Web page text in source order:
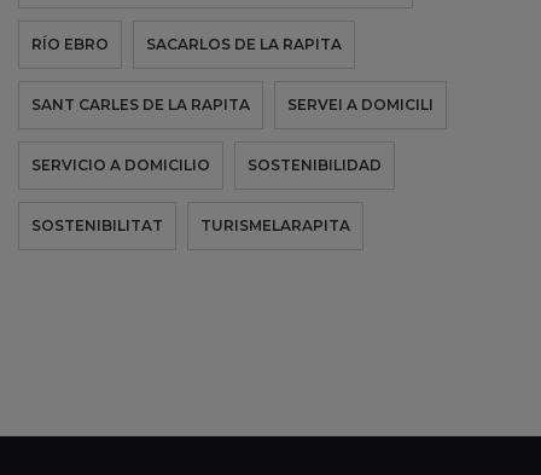
RÍO EBRO SACARLOS DE LA RAPITA
SANT CARLES DE LA RAPITA SERVEI A DOMICILI
SERVICIO A DOMICILIO SOSTENIBILIDAD
SOSTENIBILITAT TURISMELARAPITA